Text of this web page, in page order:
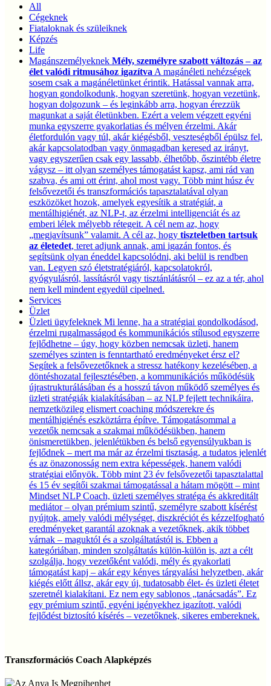
All
Cégeknek
Fiataloknak és szüleiknek
Képzés
Life
Magánszemélyeknek Mély, személyre szabott változás – az
élet valódi ritmusához igazítva A magánéleti nehézségek
sosem csak a magánéletünket érintik. Hatással vannak arra,
hogyan gondolkodunk, hogyan szeretünk, hogyan vezetünk,
hogyan dolgozunk – és leginkább arra, hogyan érezzük
magunkat a saját életünkben. Ezért a velem végzett egyéni
munka egyszerre gyakorlatias és mélyen érzelmi. Akár
életfordulón vagy túl, akár kiégésből, veszteségből épülsz fel,
akár kapcsolatodban vagy önmagadban keresed az irányt,
vagy egyszerűen csak egy lassabb, élhetőbb, őszintébb életre
vágysz – itt olyan személyes támogatást kapsz, ami rád van
szabva, és ami ott érint, ahol most vagy. Több mint húsz év
felsővezetői és transzformációs tapasztalatával olyan
eszközöket hozok, amelyek egyesítik a stratégiát, a
mentálhigiénét, az NLP-t, az érzelmi intelligenciát és az
emberi lélek mélyebb rétegeit. A cél nem az, hogy
„megjavítsunk” valamit. A cél az, hogy tiszteletben tartsuk
az életedet, teret adjunk annak, ami igazán fontos, és
segítsünk olyan éneddel kapcsolódni, aki belül is rendben
van. Legyen szó életstratégiáról, kapcsolatokról,
gyógyulásról, lassításról vagy tisztánlátásról – ez az a tér, ahol
nem kell mindent egyedül cipelned.
Services
Üzlet
Üzleti ügyfeleknek Mi lenne, ha a stratégiai gondolkodásod,
érzelmi rugalmasságod és kommunikációs stílusod egyszerre
fejlődhetne – úgy, hogy közben nemcsak üzleti, hanem
személyes szinten is fenntartható eredményeket érsz el?
Segítek a felsővezetőknek a stressz hatékony kezelésében, a
döntéshozatal fejlesztésében, a kommunikációs működésük
újrastrukturálásában és a hosszú távon működő személyes és
üzleti stratégiák kialakításában – az NLP fejlett technikáira,
nemzetközileg elismert coaching módszerekre és
mentálhigiénés eszköztárra építve. Támogatásommal a
vezetők nemcsak a szakmai működésükben, hanem
önismeretükben, jelenlétükben és belső egyensúlyukban is
fejlődnek – mert ma már az érzelmi tisztaság, a tudatos jelenlét
és az önazonosság nem extra képességek, hanem valódi
stratégiai előnyök. Több mint 23 év felsővezetői tapasztalattal
és 15 év segítői szakmai támogatással a hátam mögött – mint
Mindset NLP Coach, üzleti személyes stratéga és akkreditált
mediátor – olyan prémium szintű, személyre szabott kísérést
nyújtok, amely valódi mélységet, diszkréciót és kézzelfogható
eredményeket garantál azoknak a vezetőknek, akik többet
várnak – maguktól és a szolgáltatástól is. Ebben a
kategóriában, minden szolgáltatás külön-külön is, azt a célt
szolgálja, hogy vezetőként valódi, mély és gyakorlati
támogatást kapj – akár egy kényes tárgyalási helyzetben, akár
kiégés előtt állsz, akár egy új, tudatosabb élet- és üzleti életet
szeretnél kialakítani. Ez nem egy sablonos „tanácsadás”. Ez
egy prémium szintű, egyéni igényekhez igazított, valódi
fejlődést biztosító kísérés – vezetőknek, sikeres embereknek.
Coach
Transzformációs Coach Alapképzés